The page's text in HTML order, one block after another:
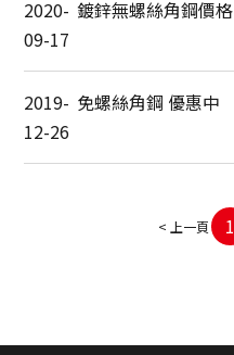
2020-
09-17
鍍鋅無螺絲角鋼價格
2019-
12-26
免螺絲角鋼 優惠中
< 上一頁 1